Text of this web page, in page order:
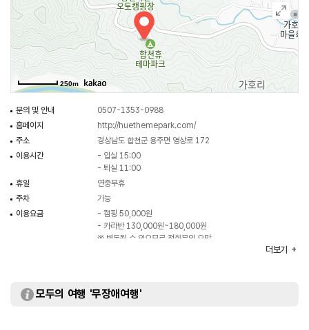
250m
문의 및 안내
0507-1353-0988
홈페이지
http://huethemepark.com/
주소
경상남도 합천군 용주면 영상로 172
이용시간
- 입실 15:00
- 퇴실 11:00
휴일
연중무휴
주차
가능
이용요금
- 캠핑 50,000원
- 카라반 130,000원~180,000원
※ 변동될 수 있으므로 전화문의 요망
더보기
모두의 여행 '무장애여행'